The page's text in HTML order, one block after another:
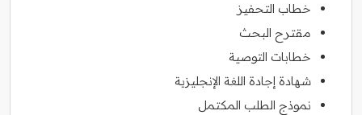
خطاب التحفيز
مقترح البحث
خطابات التوصية
شهادة إجادة اللغة الإنجليزية
نموذج الطلب المكتمل